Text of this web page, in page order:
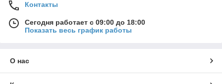
Контакты
Сегодня работает с 09:00 до 18:00
Показать весь график работы
О нас